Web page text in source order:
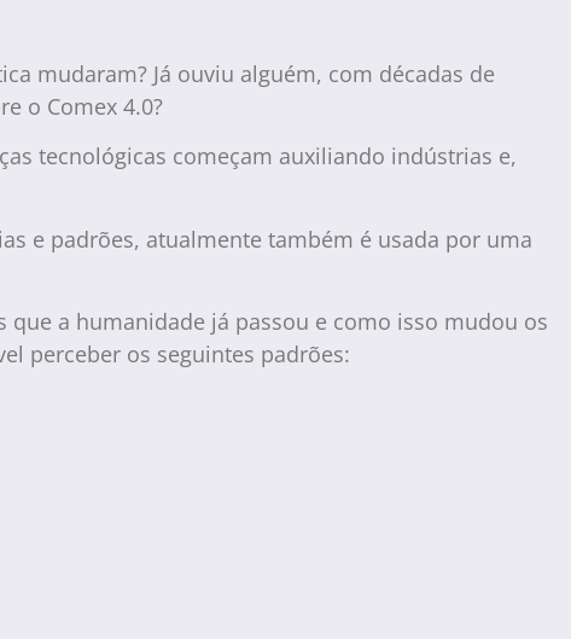
mudaram? Já ouviu alguém, com décadas de
o Comex 4.0?
tecnológicas começam auxiliando indústrias e,
e padrões, atualmente também é usada por uma
a humanidade já passou e como isso mudou os
perceber os seguintes padrões: